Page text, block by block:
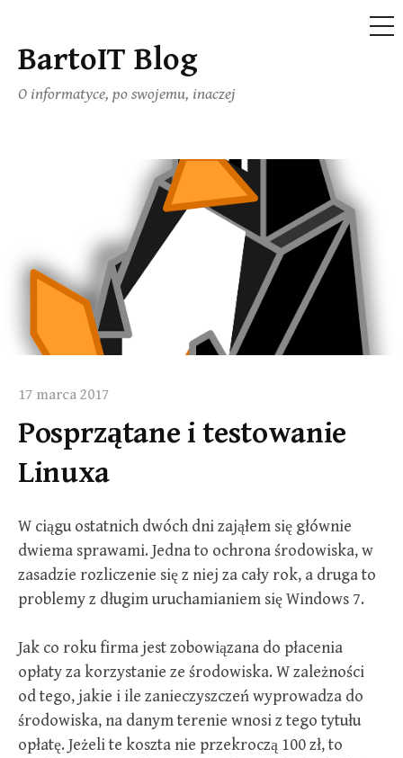
Skip
content
BartoIT Blog
O informatyce, po swojemu, inaczej
17 marca 2017
Posprzątane i testowanie
Linuxa
W ciągu ostatnich dwóch dni zająłem się głównie
dwiema sprawami. Jedna to ochrona środowiska, w
zasadzie rozliczenie się z niej za cały rok, a druga to
problemy z długim uruchamianiem się Windows 7.
Jak co roku firma jest zobowiązana do płacenia
opłaty za korzystanie ze środowiska. W zależności
od tego, jakie i ile zanieczyszczeń wyprowadza do
środowiska, na danym terenie wnosi z tego tytułu
opłatę. Jeżeli te koszta nie przekroczą 100 zł, to